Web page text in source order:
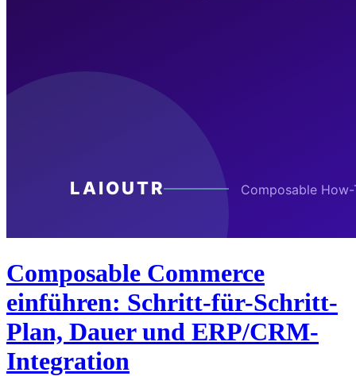
Composable Commerce
einführen: Schritt-für-Schritt-
Plan, Dauer und ERP/CRM-
Integration